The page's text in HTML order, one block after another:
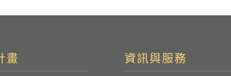
畫 資訊與服務